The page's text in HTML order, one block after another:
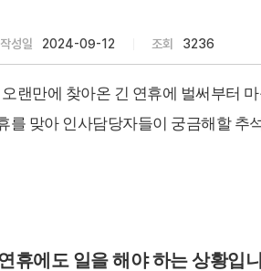
작성일 2024-09-12 조회 3236
랜만에 찾아온 긴 연휴에 벌써부터
를 맞아 인사담당자들이 궁금해할 추
휴에도 일을 해야 하는 상황입